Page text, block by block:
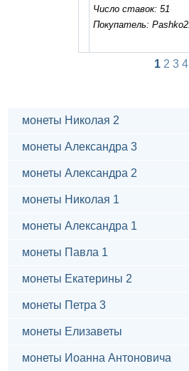
Число ставок: 51
Покупатель:
1 2 3 4
монеты Николая 2
монеты Александра 3
монеты Александра 2
монеты Николая 1
монеты Александра 1
монеты Павла 1
монеты Екатерины 2
монеты Петра 3
монеты Елизаветы
монеты Иоанна Антоновича